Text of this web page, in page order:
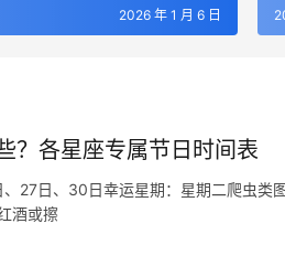
2026 年 1 月 6 日
？各星座专属节日时间表
27日、30日幸运星期：星期二爬虫类
酒或擦